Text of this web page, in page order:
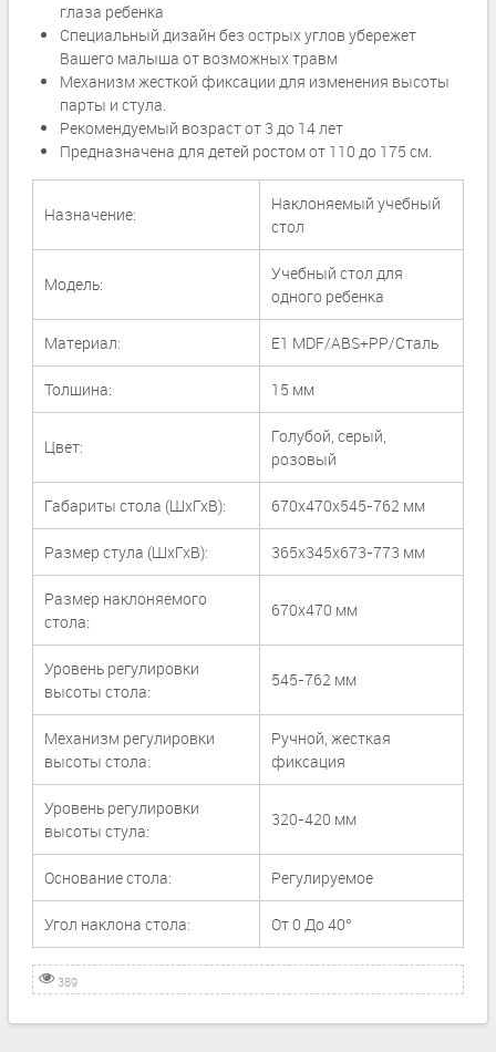
глаза ребенка
Специальный дизайн без острых углов убережет
Вашего малыша от возможных травм
Механизм жесткой фиксации для изменения высоты
парты и стула.
Рекомендуемый возраст от 3 до 14 лет
Предназначена для детей ростом от 110 до 175 см.
Назначение:
Наклоняемый учебный
стол
Модель:
Учебный стол для
одного ребенка
Материал: E1 MDF/ABS+PP/Сталь
Толщина: 15 мм
Цвет:
Голубой, серый,
розовый
Габариты стола (ШхГхВ): 670x470x545-762 мм
Размер стула (ШхГхВ): 365x345x673-773 мм
Размер наклоняемого
стола:
670x470 мм
Уровень регулировки
высоты стола:
545-762 мм
Механизм регулировки
высоты стола:
Ручной, жесткая
фиксация
Уровень регулировки
высоты стула:
320-420 мм
Основание стола: Регулируемое
Угол наклона стола: От 0 До 40°
389